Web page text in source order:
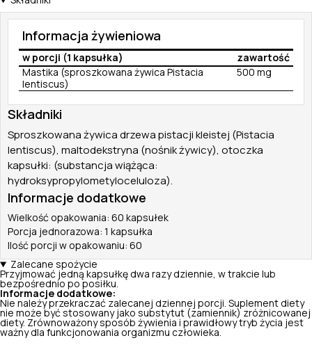
Informacja żywieniowa
w porcji (1 kapsułka)
zawartość
Mastika (sproszkowana żywica Pistacia
lentiscus)
500 mg
Składniki
Sproszkowana żywica drzewa pistacji kleistej (Pistacia
lentiscus), maltodekstryna (nośnik żywicy), otoczka
kapsułki: (substancja wiążąca:
hydroksypropylometyloceluloza).
Informacje dodatkowe
Wielkość opakowania: 60 kapsułek
Porcja jednorazowa: 1 kapsułka
Ilość porcji w opakowaniu: 60
Zalecane spożycie
Przyjmować jedną kapsułkę dwa razy dziennie, w trakcie lub
bezpośrednio po posiłku.
Informacje dodatkowe:
Nie należy przekraczać zalecanej dziennej porcji. Suplement diety
nie może być stosowany jako substytut (zamiennik) zróżnicowanej
diety. Zrównoważony sposób żywienia i prawidłowy tryb życia jest
ważny dla funkcjonowania organizmu człowieka.